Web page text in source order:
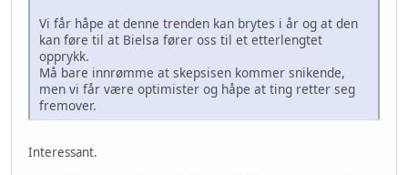
Vi får håpe at denne trenden kan brytes i år og at den
kan føre til at Bielsa fører oss til et etterlengtet
opprykk.
Må bare innrømme at skepsisen kommer snikende,
men vi får være optimister og håpe at ting retter seg
fremover.
Interessant.